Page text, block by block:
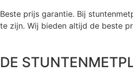
Beste prijs garantie. Bij
te zijn. Wij bieden altijd de beste
DE